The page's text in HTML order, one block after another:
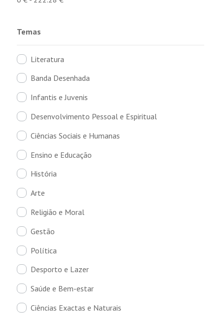
Temas
Literatura
Banda Desenhada
Infantis e Juvenis
Desenvolvimento Pessoal e Espiritual
Ciências Sociais e Humanas
Ensino e Educação
História
Arte
Religião e Moral
Gestão
Política
Desporto e Lazer
Saúde e Bem-estar
Ciências Exactas e Naturais